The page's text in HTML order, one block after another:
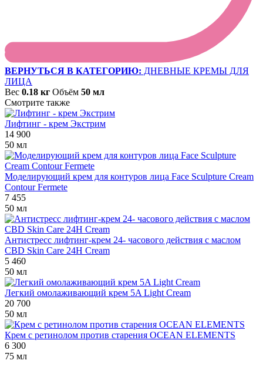
ВЕРНУТЬСЯ В КАТЕГОРИЮ: ДНЕВНЫЕ КРЕМЫ ДЛЯ
ЛИЦА
Вес 0.18 кг Объём 50 мл
Смотрите также
Лифтинг - крем Экстрим
14 900
50 мл
Моделирующий крем для контуров лица Face Sculpture Cream
Contour Fermete
7 455
50 мл
Антистресс лифтинг-крем 24- часового действия с маслом
CBD Skin Care 24H Cream
5 460
50 мл
Легкий омолаживающий крем 5A Light Cream
20 700
50 мл
Крем с ретинолом против старения OCEAN ELEMENTS
6 300
75 мл